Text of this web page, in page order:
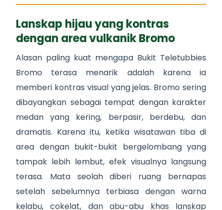
Lanskap hijau yang kontras
dengan area vulkanik Bromo
Alasan paling kuat mengapa Bukit Teletubbies
Bromo terasa menarik adalah karena ia
memberi kontras visual yang jelas. Bromo sering
dibayangkan sebagai tempat dengan karakter
medan yang kering, berpasir, berdebu, dan
dramatis. Karena itu, ketika wisatawan tiba di
area dengan bukit-bukit bergelombang yang
tampak lebih lembut, efek visualnya langsung
terasa. Mata seolah diberi ruang bernapas
setelah sebelumnya terbiasa dengan warna
kelabu, cokelat, dan abu-abu khas lanskap